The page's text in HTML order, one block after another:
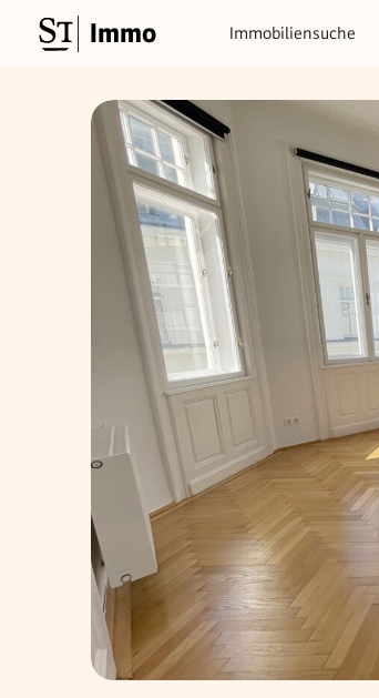
Immo Immobiliensuche